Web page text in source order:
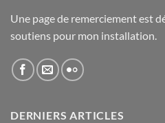
Une page de remerciement est
soutiens pour mon installation.
DERNIERS ARTICLES